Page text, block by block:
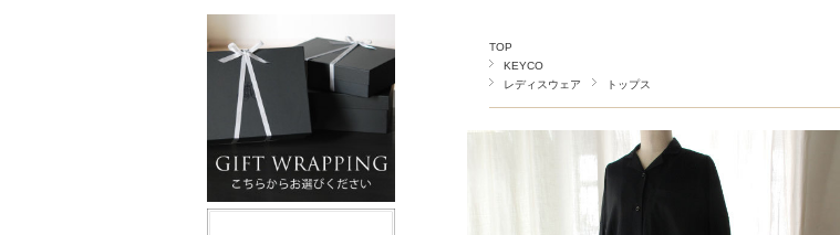
TOP
KEYCO
レディスウェア
トップス